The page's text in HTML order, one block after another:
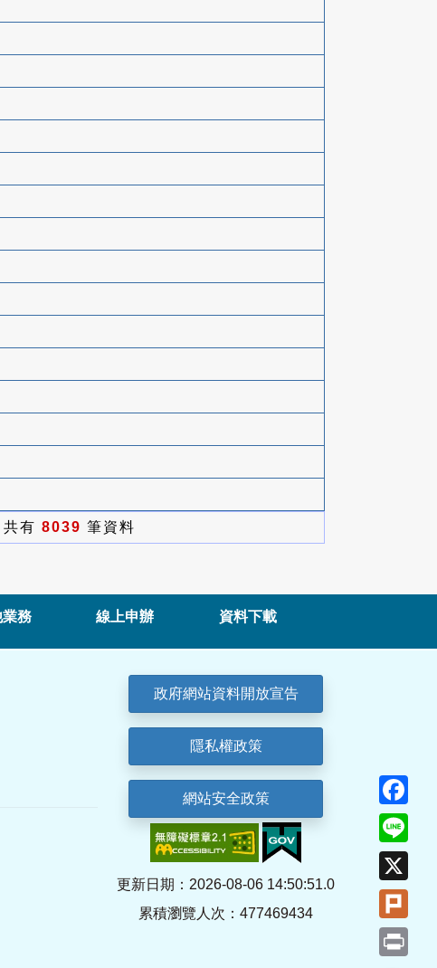
有 8039 筆資料
務 線上申辦 資料下載
政府網站資料開放宣告
隱私權政策
網站安全政策
更新日期：2026-08-06 14:50:51.0
累積瀏覽人次：477469434